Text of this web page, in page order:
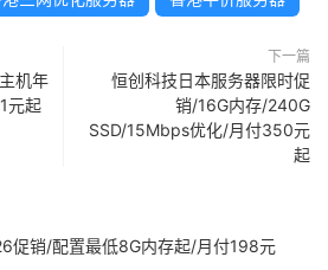
机年
元起
下一篇
恒创科技日本服务器限时促
销/16G内存/240G
SSD/15Mbps优化/月付350元
起
促销/配置最低8G内存起/月付198元